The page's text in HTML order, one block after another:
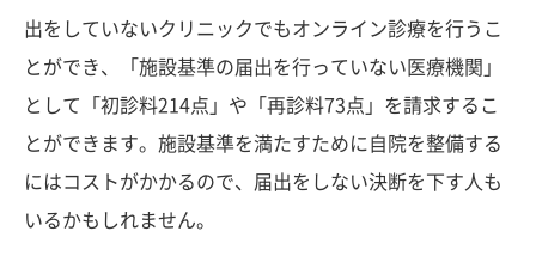
出をしていないクリニックでもオンライン診療を行うこ
とができ、「施設基準の届出を行っていない医療機関」
として「初診料214点」や「再診料73点」を請求するこ
とができます。施設基準を満たすために自院を整備する
にはコストがかかるので、届出をしない決断を下す人も
いるかもしれません。